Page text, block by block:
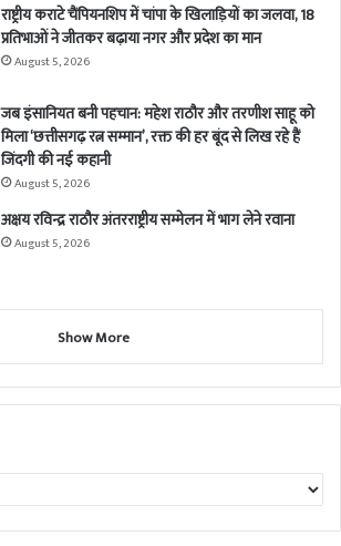
राष्ट्रीय कराटे चैंपियनशिप में चांपा के खिलाड़ियों का जलवा, 18
प्रतिभाओं ने जीतकर बढ़ाया नगर और प्रदेश का मान
August 5, 2026
जब इंसानियत बनी पहचान: महेश राठौर और तरणीश साहू को
मिला ‘छत्तीसगढ़ रत्न सम्मान’, रक्त की हर बूंद से लिख रहे हैं
जिंदगी की नई कहानी
August 5, 2026
अक्षय रविन्द्र राठौर अंतरराष्ट्रीय सम्मेलन में भाग लेने रवाना
August 5, 2026
Show More